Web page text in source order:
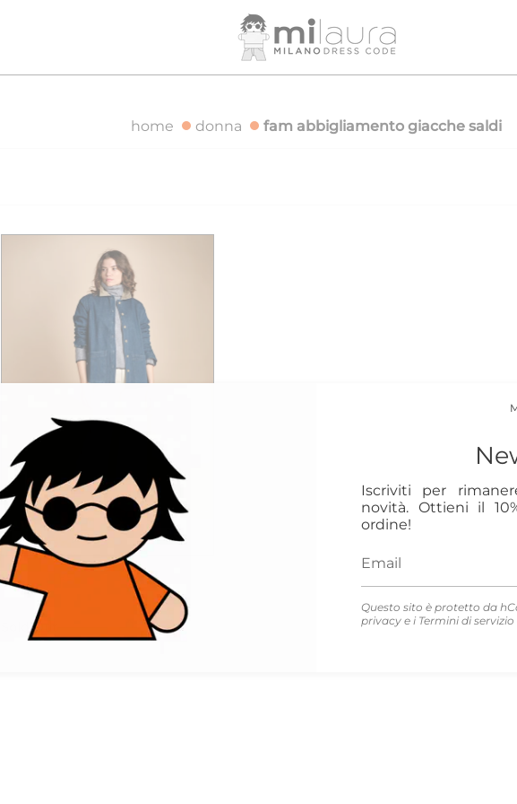
SPEDIZIONE GRATUITA PER ORDINI SUPERIORI A 500€
Iscriviti per
novità. Ottieni il
ordine!
Questo sito è protetto da
privacy e i Termini di servizio
home donna fam abbigliamento giacche saldi
fam
giacca camicia denim
Sold Out